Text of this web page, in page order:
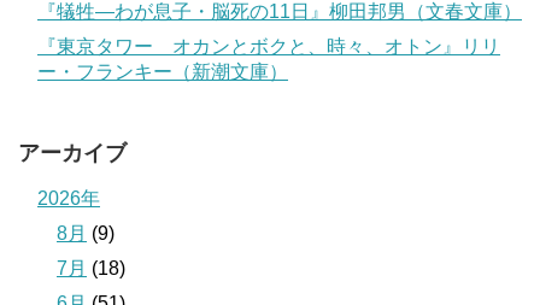
『犠牲―わが息子・脳死の11日』柳田邦男（文春文庫）
『東京タワー オカンとボクと、時々、オトン』リリ
ー・フランキー（新潮文庫）
アーカイブ
2026年
8月 (9)
7月 (18)